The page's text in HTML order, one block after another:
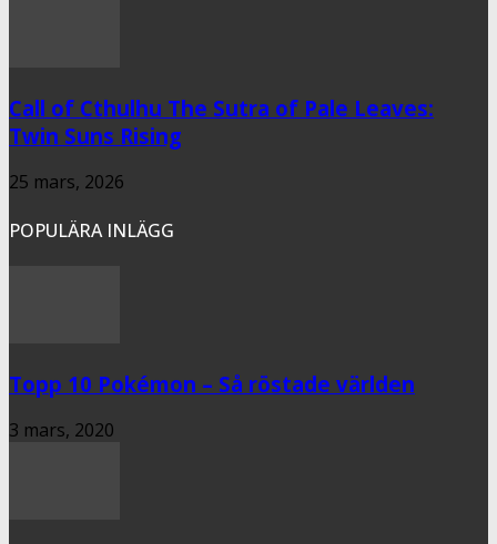
Call of Cthulhu The Sutra of Pale Leaves:
Twin Suns Rising
25 mars, 2026
POPULÄRA INLÄGG
Topp 10 Pokémon – Så röstade världen
3 mars, 2020